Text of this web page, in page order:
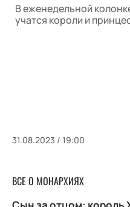
В еженедельной
учатся короли и
31.08.2023 / 19:00
ВСЕ О МОНАРХИЯХ